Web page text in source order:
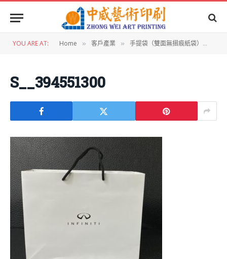
YOU ARE AT: Home » 客戶產業 » 手提袋（雙面無摺痕紙袋）
S__394551300